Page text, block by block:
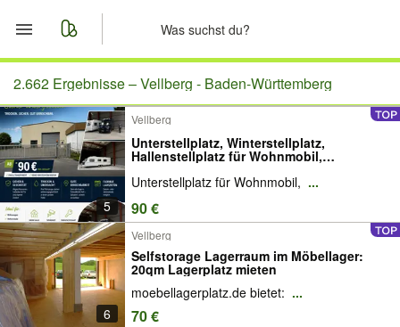
Start
Merkliste
Nachrichten
Anzeige aufgeben
2.662 Ergebnisse –Vellberg - Baden-Württemberg
5
Vellberg
Unterstellplatz, Winterstellplatz,
Hallenstellplatz für Wohnmobil,
Wohnwagen, Auto, Motorrad
Unterstellplatz für Wohnmobil, ...
90 €
6
Vellberg
Selfstorage Lagerraum im Möbellager:
20qm Lagerplatz mieten
moebellagerplatz.de bietet: ...
70 €